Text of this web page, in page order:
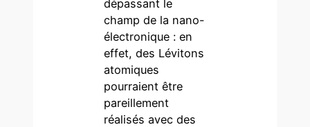
dépassant le
champ de la nano-
électronique : en
effet, des Lévitons
atomiques
pourraient être
pareillement
réalisés avec des